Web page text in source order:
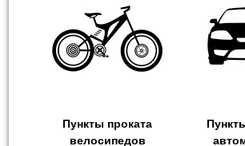
Пункты проката
велосипедов